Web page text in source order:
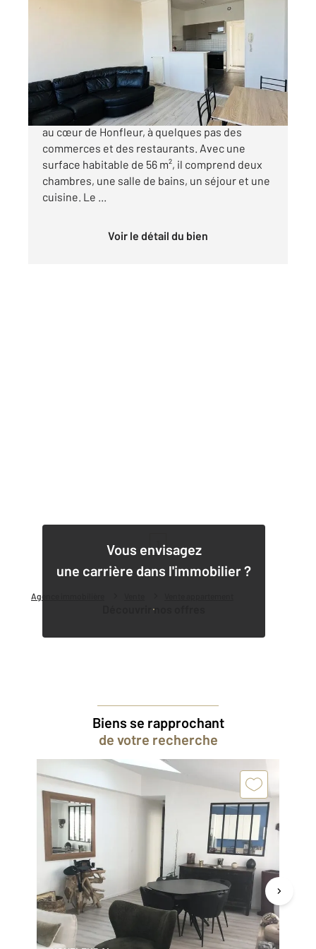
Agence immobilière
Appartement à vendre
210 000 €
Découvrez cet appartement de 3 pièces, situé
au cœur de Honfleur, à quelques pas des
commerces et des restaurants. Avec une
surface habitable de 56 m², il comprend deux
chambres, une salle de bains, un séjour et une
cuisine. Le ...
Voir le détail du bien
Vous envisagez
une carrière dans l'immobilier ?
Découvrir nos offres
1
Biens se rapprochant
de votre recherche